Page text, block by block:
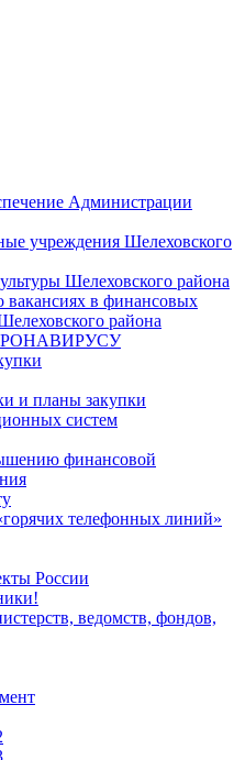
Администрации
учреждения Шелеховского
Шелеховского района
в финансовых
района
и планы закупки
систем
финансовой
телефонных линий»
России
ведомств, фондов,